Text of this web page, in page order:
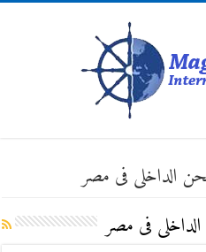
الداخلى فى مصر
فى مصر